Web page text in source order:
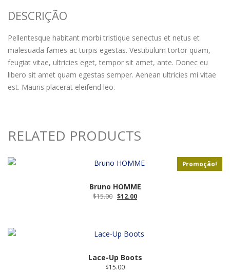
DESCRIÇÃO
Pellentesque habitant morbi tristique senectus et netus et
malesuada fames ac turpis egestas. Vestibulum tortor quam,
feugiat vitae, ultricies eget, tempor sit amet, ante. Donec eu
libero sit amet quam egestas semper. Aenean ultricies mi vitae
est. Mauris placerat eleifend leo.
RELATED PRODUCTS
Promoção!
Bruno HOMME
$15.00 O
preço
$12.00O
preço
Lace-Up Boots
$15.00